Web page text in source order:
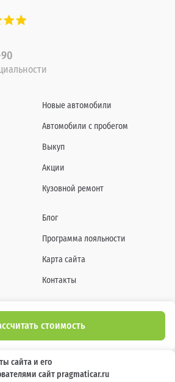
стоимость
Новые автомобили
Автомобили с пробегом
Выкуп
Акции
Кузовной ремонт
Блог
Программа лояльности
Карта сайта
Контакты
составе комплектаций, цветовой
а также действующих акциях, сроках и условиях
сайте www.pragmaticar.ru, носит информационный
сайта и его
сайт pragmaticar.ru